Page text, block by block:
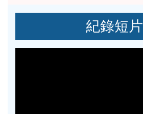
紀錄短片